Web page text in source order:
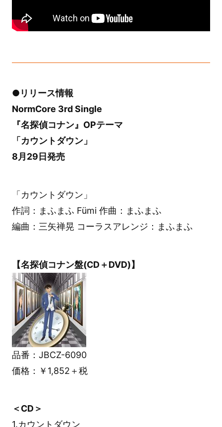
●リリース情報
NormCore 3rd Single
『名探偵コナン』OPテーマ
「カウントダウン」
8月29日発売
「カウントダウン」
作詞：まふまふ Fümi 作曲：まふまふ
編曲：三矢禅晃 コーラスアレンジ：まふまふ
【名探偵コナン盤(CD＋DVD)】
品番：JBCZ-6090
価格：￥1,852＋税
＜CD＞
1.カウントダウン